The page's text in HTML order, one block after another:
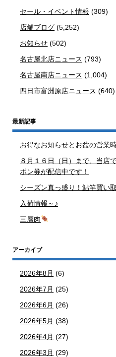
セール・イベント情報 (309)
店舗ブログ (5,252)
お知らせ (502)
名古屋北店ニュース (793)
名古屋南店ニュース (1,004)
四日市富洲原店ニュース (640)
最新記事
お得なお知らせとお盆の営業
８月１６日（日）まで、当店
ポン券が配信中です！
シーズン真っ盛り！鮎竿買い
入荷情報～♪
三層肉
アーカイブ
2026年8月 (6)
2026年7月 (25)
2026年6月 (26)
2026年5月 (38)
2026年4月 (27)
2026年3月 (29)